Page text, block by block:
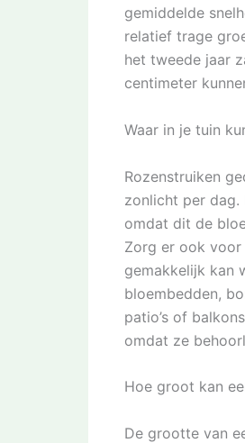
gemiddelde
relatief trage
het tweede jaar
centimeter
Waar in je tuin
Rozenstruiken
zonlicht per dag.
omdat dit de
Zorg er ook
gemakkelijk kan
bloembedden,
patio’s of
omdat ze
Hoe groot kan
De grootte van